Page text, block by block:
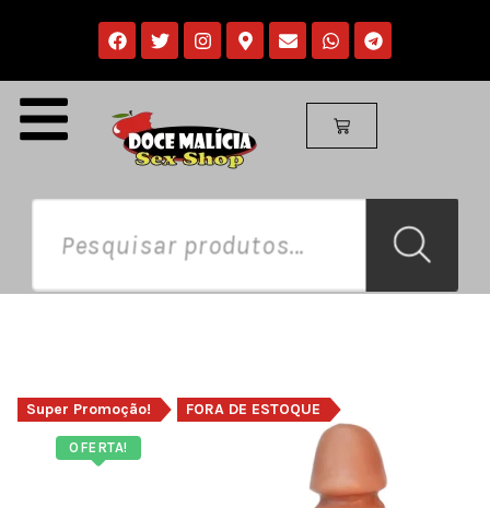
OFERTA!
Super Promoção! FORA DE ESTOQUE